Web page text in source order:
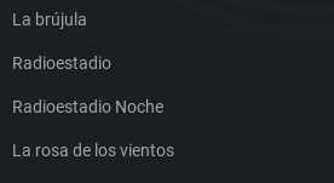
La brújula
Radioestadio
Radioestadio Noche
La rosa de los vientos